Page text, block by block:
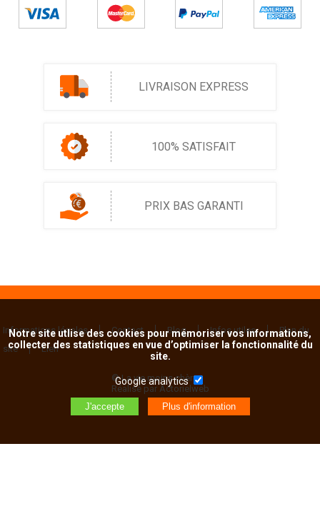
LIVRAISON EXPRESS
100% SATISFAIT
PRIX BAS GARANTI
Informations légales Contact Blog Infos utiles
Plan du
site
Lien
© La vie moins chère
Réalisé par Actorielweb
Notre site utlise des cookies pour mémoriser vos informations,
collecter des statistiques en vue d’optimiser la fonctionnalité du
site.
Google analytics